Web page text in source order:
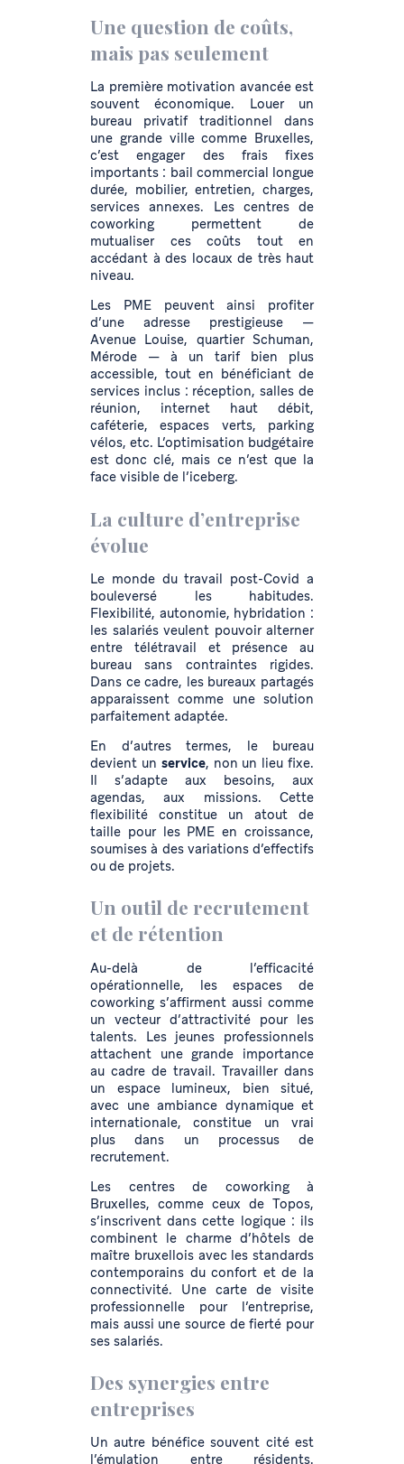
Une question de coûts,
mais pas seulement
La première motivation avancée est
souvent économique. Louer un
bureau privatif traditionnel dans
une grande ville comme Bruxelles,
c’est engager des frais fixes
importants : bail commercial longue
durée, mobilier, entretien, charges,
services annexes. Les centres de
coworking permettent de
mutualiser ces coûts tout en
accédant à des locaux de très haut
niveau.
Les PME peuvent ainsi profiter
d’une adresse prestigieuse —
Avenue Louise, quartier Schuman,
Mérode — à un tarif bien plus
accessible, tout en bénéficiant de
services inclus : réception, salles de
réunion, internet haut débit,
caféterie, espaces verts, parking
vélos, etc. L’optimisation budgétaire
est donc clé, mais ce n’est que la
face visible de l’iceberg.
La culture d’entreprise
évolue
Le monde du travail post-Covid a
bouleversé les habitudes.
Flexibilité, autonomie, hybridation :
les salariés veulent pouvoir alterner
entre télétravail et présence au
bureau sans contraintes rigides.
Dans ce cadre, les bureaux partagés
apparaissent comme une solution
parfaitement adaptée.
En d’autres termes, le bureau
devient un service, non un lieu fixe.
Il s’adapte aux besoins, aux
agendas, aux missions. Cette
flexibilité constitue un atout de
taille pour les PME en croissance,
soumises à des variations d’effectifs
ou de projets.
Un outil de recrutement
et de rétention
Au-delà de l’efficacité
opérationnelle, les espaces de
coworking s’affirment aussi comme
un vecteur d’attractivité pour les
talents. Les jeunes professionnels
attachent une grande importance
au cadre de travail. Travailler dans
un espace lumineux, bien situé,
avec une ambiance dynamique et
internationale, constitue un vrai
plus dans un processus de
recrutement.
Les centres de coworking à
Bruxelles, comme ceux de Topos,
s’inscrivent dans cette logique : ils
combinent le charme d’hôtels de
maître bruxellois avec les standards
contemporains du confort et de la
connectivité. Une carte de visite
professionnelle pour l’entreprise,
mais aussi une source de fierté pour
ses salariés.
Des synergies entre
entreprises
Un autre bénéfice souvent cité est
l’émulation entre résidents.